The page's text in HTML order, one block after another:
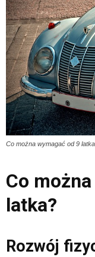
Co można wymagać od 9
Co
latka?
Rozwój